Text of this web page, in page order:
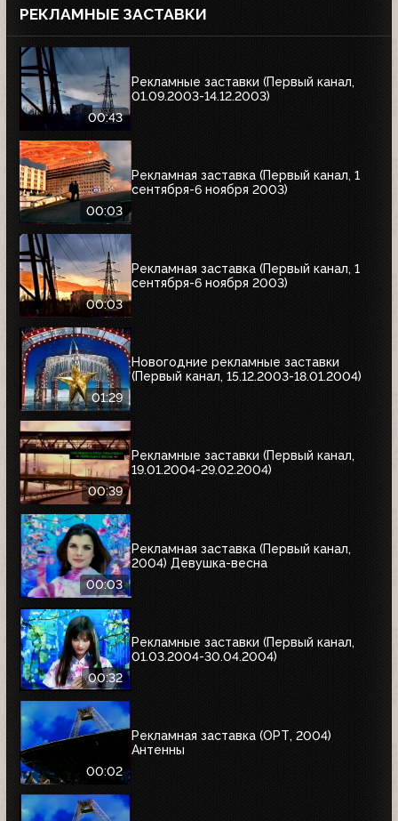
РЕКЛАМНЫЕ ЗАСТАВКИ
00:43
Рекламные заставки (Первый канал,
01.09.2003-14.12.2003)
00:03
Рекламная заставка (Первый канал, 1
сентября-6 ноября 2003)
00:03
Рекламная заставка (Первый канал, 1
сентября-6 ноября 2003)
01:29
Новогодние рекламные заставки
(Первый канал, 15.12.2003-18.01.2004)
00:39
Рекламные заставки (Первый канал,
19.01.2004-29.02.2004)
00:03
Рекламная заставка (Первый канал,
2004) Девушка-весна
00:32
Рекламные заставки (Первый канал,
01.03.2004-30.04.2004)
00:02
Рекламная заставка (ОРТ, 2004)
Антенны